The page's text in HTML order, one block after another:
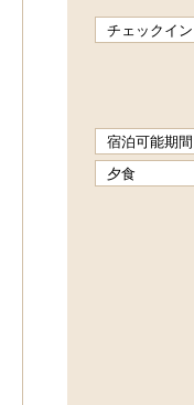
チェックイン
宿泊可能期間
夕食